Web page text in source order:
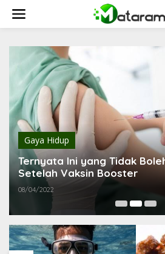
w
Gaya Hidup
Ternyata Ini yang Tidak
Setelah Vaksin Booster
08/04/2022